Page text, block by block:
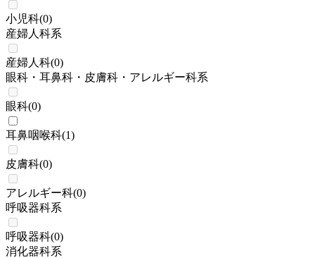
小児科(0)
産婦人科系
産婦人科(0)
眼科・耳鼻科・皮膚科・アレルギー科系
眼科(0)
耳鼻咽喉科(1)
皮膚科(0)
アレルギー科(0)
呼吸器科系
呼吸器科(0)
消化器科系